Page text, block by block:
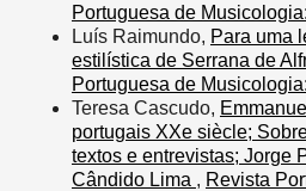
Portuguesa de
Luís Raimundo, Para uma
estilística de Serrana de
Portuguesa de
Teresa Cascudo,
portugais XXe siècle;
textos e entrevistas; Jorge
Cândido Lima , Revista